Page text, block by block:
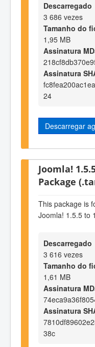
Descarregado
3 686 vezes
Tamanho do
1,95 MB
Assinatura
Assinatura
24
Descarregar
Joomla!
Package
This package is
Joomla! 1.5.5 to
Descarregado
3 616 vezes
Tamanho do
1,61 MB
Assinatura
Assinatura
38c